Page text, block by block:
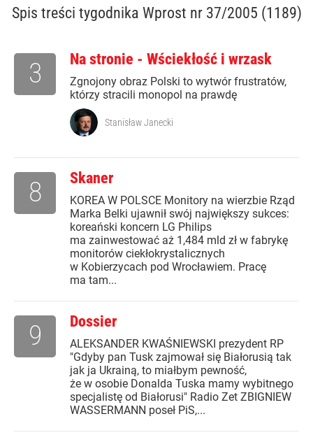
Spis treści tygodnika Wprost nr 37/2005 (1189)
Na stronie - Wściekłość i wrzask
Zgnojony obraz Polski to wytwór frustratów,
którzy stracili monopol na prawdę
3
Stanisław Janecki
Skaner
KOREA W POLSCE Monitory na wierzbie Rząd
Marka Belki ujawnił swój największy sukces:
koreański koncern LG Philips
ma zainwestować aż 1,484 mld zł w fabrykę
monitorów ciekłokrystalicznych
w Kobierzycach pod Wrocławiem. Pracę
ma tam...
8
Dossier
ALEKSANDER KWAŚNIEWSKI prezydent RP
"Gdyby pan Tusk zajmował się Białorusią tak
jak ja Ukrainą, to miałbym pewność,
że w osobie Donalda Tuska mamy wybitnego
specjalistę od Białorusi" Radio Zet ZBIGNIEW
WASSERMANN poseł PiS,...
9